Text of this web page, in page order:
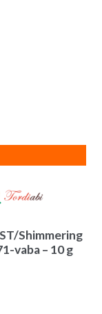
Shimmering
vaba – 10 g